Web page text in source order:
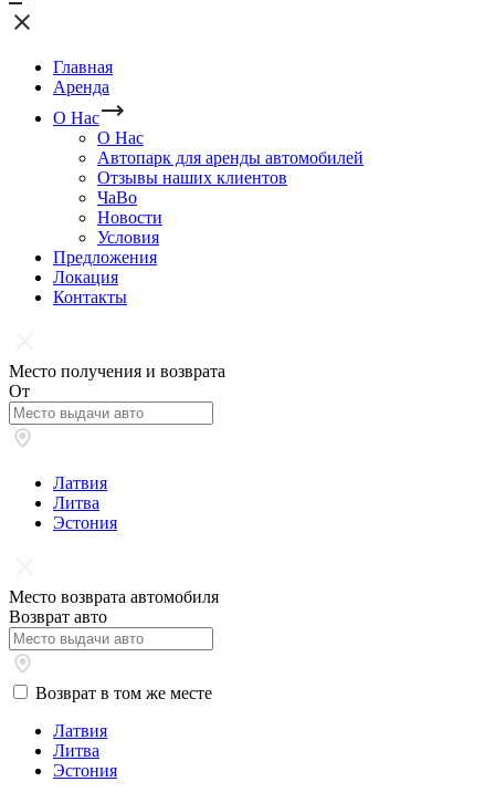
Главная
Аренда
О Нас
О Нас
Автопарк для аренды автомобилей
Отзывы наших клиентов
ЧаВо
Новости
Условия
Предложения
Локация
Контакты
Место получения и возврата
От
Латвия
Литва
Эстония
Место возврата автомобиля
Возврат авто
Возврат в том же месте
Латвия
Литва
Эстония